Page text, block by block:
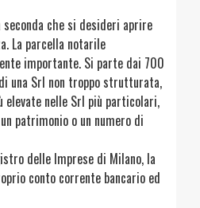
che si desideri aprire
La parcella notarile
importante. Si parte dai 700
una Srl non troppo strutturata,
elevate nelle Srl più particolari,
patrimonio o un numero di
delle Imprese di Milano, la
conto corrente bancario ed